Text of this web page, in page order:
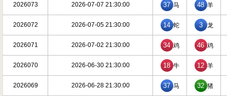
2026073 2026-07-07 21:30:00 37 马 48 羊
2026072 2026-07-05 21:30:00 14 蛇 3 龙
2026071 2026-07-02 21:30:00 34 鸡 46 鸡
2026070 2026-06-30 21:30:00 18 牛 12 羊
2026069 2026-06-28 21:30:00 37 马 32 猪